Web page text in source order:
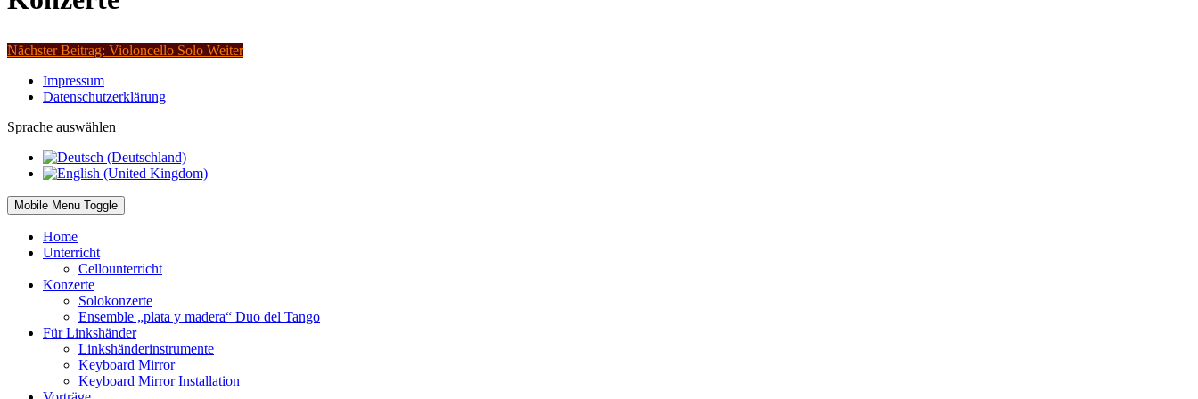
Nächster Beitrag: Violoncello Solo Weiter
Impressum
Datenschutzerklärung
Sprache auswählen
Mobile Menu Toggle
Home
Unterricht
Cellounterricht
Konzerte
Solokonzerte
Ensemble „plata y madera“ Duo del Tango
Für Linkshänder
Linkshänderinstrumente
Keyboard Mirror
Keyboard Mirror Installation